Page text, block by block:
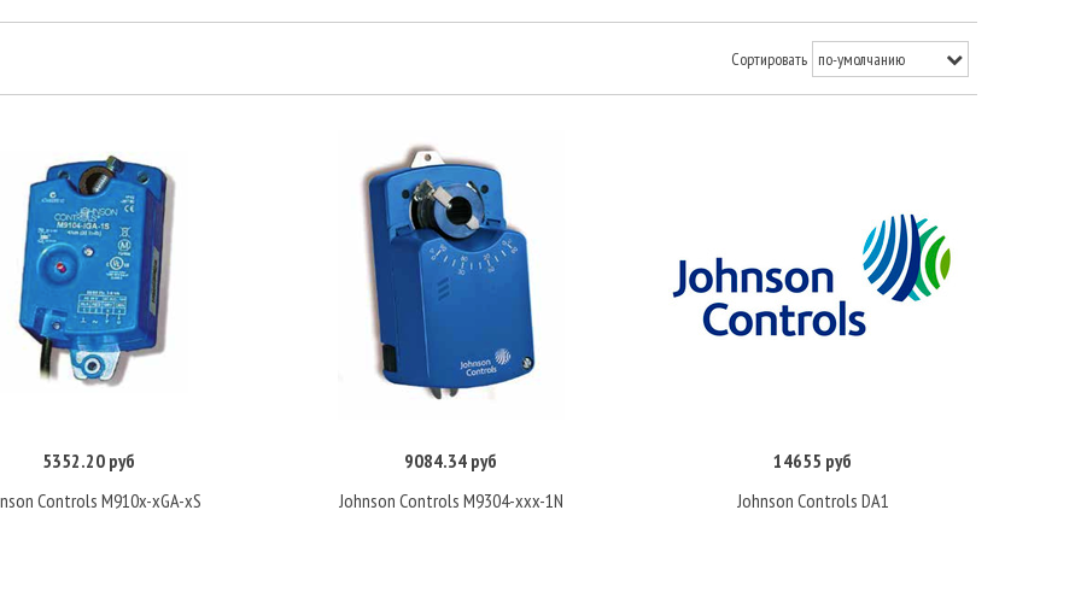
Сортировать
Купить
5352.20 руб
Controls M910x-xGA-xS
Купить
9084.34 руб
Johnson Controls M9304-xxx-1N
Купить
14655 руб
Johnson Controls DA1